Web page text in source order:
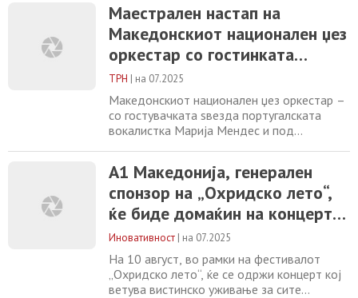
музичко доживување што допре до срцата
на сите присутни, пишува „Далмација
портал“. Просторот, исполнет до
последно место, одекнуваше во ритамот
Маестрален настап на
Македонскиот национален џез
оркестар со гостинката
Марија Мендес во Сплит
ТРН | на 07.2025
Македонскиот национален џез оркестар –
со гостувачката ѕвезда португалската
вокалистка Марија Мендес и под
на Сплит музичко искуство кое ги
комбинира страствениот биг бенд звук и
магијата на џезот со ноти на фадо.
„Перистил“ беше преполн синоќа
благодарение на овој дел од
А1 Македонија, генерален
спонзор на „Охридско лето“,
ќе биде домаќин на концерт
на Џијан Емин и Националниот
џез оркестар
Иновативност | на 07.2025
На 10 август, во рамки на фестивалот
„Охридско лето“, ќе се одржи концерт кој
ветува вистинско уживање за сите